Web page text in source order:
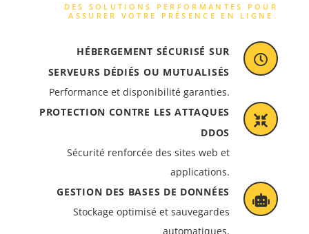
DES SOLUTIONS PERFORMANTES POUR
ASSURER VOTRE PRÉSENCE EN LIGNE.
HÉBERGEMENT SÉCURISÉ SUR
SERVEURS DÉDIÉS OU MUTUALISÉS
Performance et disponibilité garanties.
PROTECTION CONTRE LES ATTAQUES
DDOS
Sécurité renforcée des sites web et
applications.
GESTION DES BASES DE DONNÉES
Stockage optimisé et sauvegardes
automatiques.